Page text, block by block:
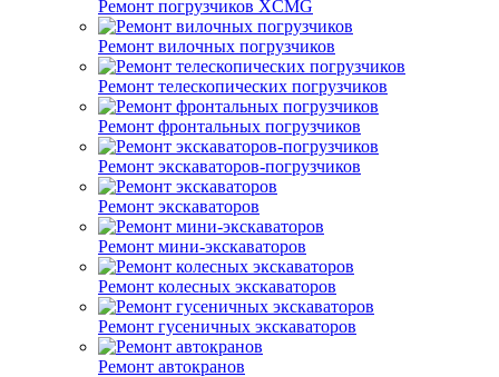
Ремонт погрузчиков XCMG
Ремонт вилочных погрузчиков
Ремонт телескопических погрузчиков
Ремонт фронтальных погрузчиков
Ремонт экскаваторов-погрузчиков
Ремонт экскаваторов
Ремонт мини-экскаваторов
Ремонт колесных экскаваторов
Ремонт гусеничных экскаваторов
Ремонт автокранов